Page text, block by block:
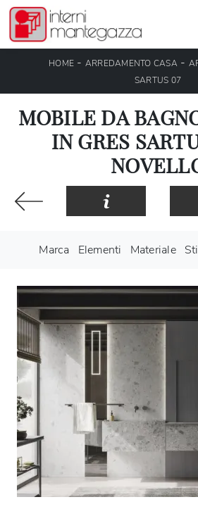
HOME - ARREDAMENTO CASA-
SARTUS 07
MOBILE DA
IN GRES
Marca Elementi Materiale